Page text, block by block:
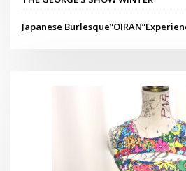
THE GEORGE’S SHOW WINTER